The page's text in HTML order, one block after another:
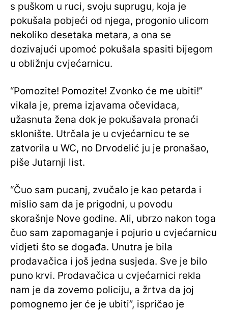
s puškom u ruci, svoju suprugu, koja je
pokušala pobjeći od njega, progonio ulicom
nekoliko desetaka metara, a ona se
dozivajući upomoć pokušala spasiti bijegom
u obližnju cvjećarnicu.
“Pomozite! Pomozite! Zvonko će me ubiti!”
vikala je, prema izjavama očevidaca,
užasnuta žena dok je pokušavala pronaći
sklonište. Utrčala je u cvjećarnicu te se
zatvorila u WC, no Drvodelić ju je pronašao,
piše Jutarnji list.
“Čuo sam pucanj, zvučalo je kao petarda i
mislio sam da je prigodni, u povodu
skorašnje Nove godine. Ali, ubrzo nakon toga
čuo sam zapomaganje i pojurio u cvjećarnicu
vidjeti što se događa. Unutra je bila
prodavačica i još jedna susjeda. Sve je bilo
puno krvi. Prodavačica u cvjećarnici rekla
nam je da zovemo policiju, a žrtva da joj
pomognemo jer će je ubiti”, ispričao je